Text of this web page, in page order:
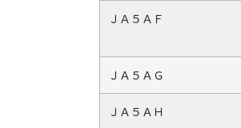
ＪＡ５ＡＦ
ＪＡ５ＡＧ
ＪＡ５ＡＨ